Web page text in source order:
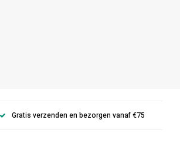
Gratis verzenden en bezorgen vanaf €75